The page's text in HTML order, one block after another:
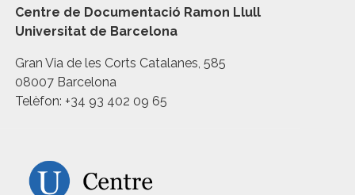
Centre de Documentació Ramon Llull
Universitat de Barcelona
Gran Via de les Corts Catalanes, 585
08007 Barcelona
Telèfon: +34 93 402 09 65